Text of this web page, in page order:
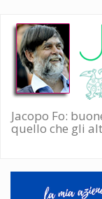
Salta
contenuto
principale
Jacopo Fo:
quello che gli